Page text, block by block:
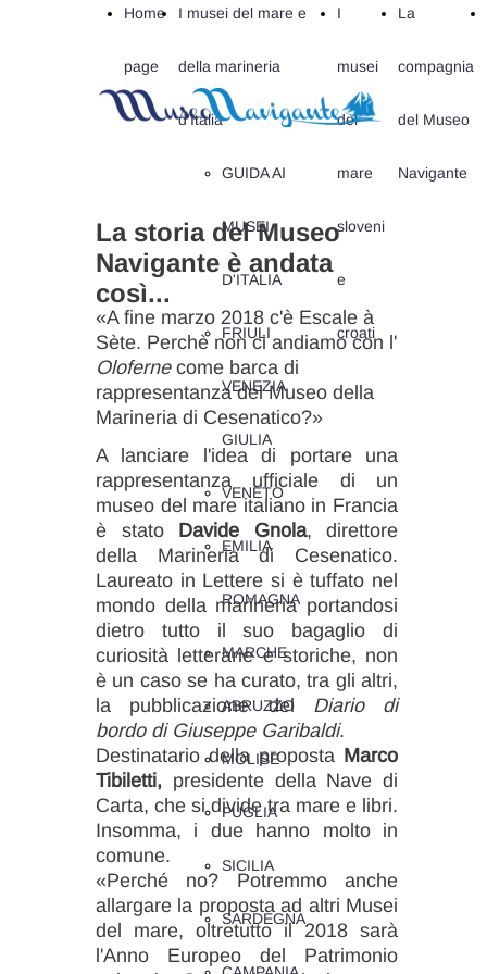
Home
page
I musei del mare e
della marineria
d'Italia
GUIDA AI
MUSEI
D'ITALIA
FRIULI
VENEZIA
GIULIA
VENETO
EMILIA
ROMAGNA
MARCHE
ABRUZZO
MOLISE
PUGLIA
SICILIA
SARDEGNA
I
musei
del
mare
sloveni
e
croati
La
compagnia
del Museo
Navigante
La storia del Museo
Navigante è andata
così...
«A fine marzo 2018 c'è Escale à
Sète. Perchè non ci andiamo con l'
Olofernecome barca di
rappresentanza del Museo della
Marineria di Cesenatico?»
A lanciare l'idea di portare una
rappresentanza ufficiale di un
museo del mare italiano in Francia
è stato
Davide Gnola, direttore
della Marineria di Cesenatico.
Laureato in Lettere si è tuffato nel
mondo della marineria portandosi
dietro tutto il suo bagaglio di
curiosità letterarie e storiche, non
è un caso se ha curato, tra gli altri,
la pubblicazione del Diario di
bordo di Giuseppe Garibaldi.
Destinatario della proposta Marco
Tibiletti, presidente della Nave di
Carta, che si divide tra mare e libri.
Insomma, i due hanno molto in
comune.
«Perché no? Potremmo anche
allargare la proposta ad altri Musei
del mare, oltretutto il 2018 sarà
l'Anno Europeo del Patrimonio